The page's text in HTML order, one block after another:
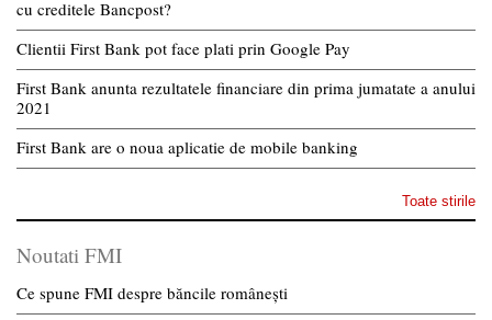
cu creditele Bancpost?
Clientii First Bank pot face plati prin Google Pay
First Bank anunta rezultatele financiare din prima jumatate a anului
2021
First Bank are o noua aplicatie de mobile banking
Toate stirile
Noutati FMI
Ce spune FMI despre băncile românești